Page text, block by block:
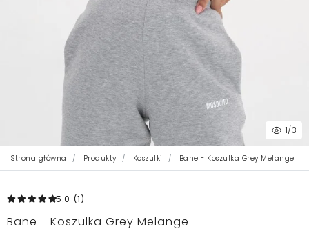
1/3
Strona główna Produkty Koszulki Bane - Koszulka Grey Melange
5.0 (1)
Bane - Koszulka Grey Melange